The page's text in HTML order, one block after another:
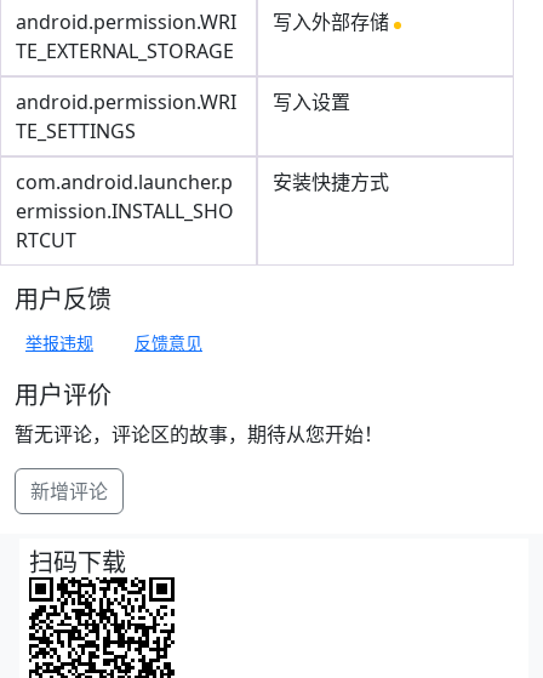
android.permission.WRI
TE_EXTERNAL_STORAGE
写入外部存储
android.permission.WRI
TE_SETTINGS
写入设置
com.android.launcher.p
ermission.INSTALL_SHO
RTCUT
安装快捷方式
用户反馈
举报违规 反馈意见
用户评价
暂无评论，评论区的故事，期待从您开始！
新增评论
扫码下载